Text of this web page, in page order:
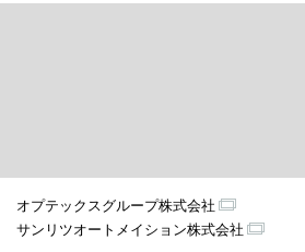
オプテックスグループ株式会社
サンリツオートメイション株式会社